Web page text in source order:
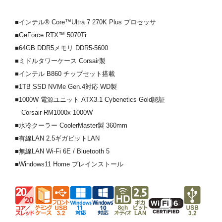
■インテル® Core™Ultra 7 270K Plus プロセッサ
■GeForce RTX™ 5070Ti
■64GB DDR5メモリ DDR5-5600
■ミドルタワーケース Corsair製
■インテル B860 チップセット搭載
■1TB SSD NVMe Gen.4対応 WD製
■1000W 電源ユニット ATX3.1 Cybenetics Gold認証
Corsair RM1000x 1000W
■水冷クーラー CoolerMaster製 360mm
■有線LAN 2.5ギガビットLAN
■無線LAN Wi-Fi 6E / Bluetooth 5
■Windows11 Home プレインストール